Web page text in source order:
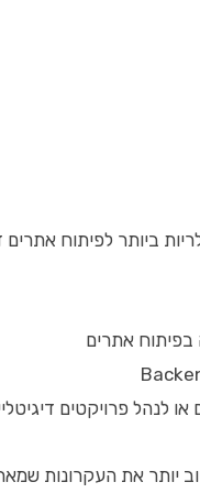
בפיתוח אתרים
לנהל פרויקטים